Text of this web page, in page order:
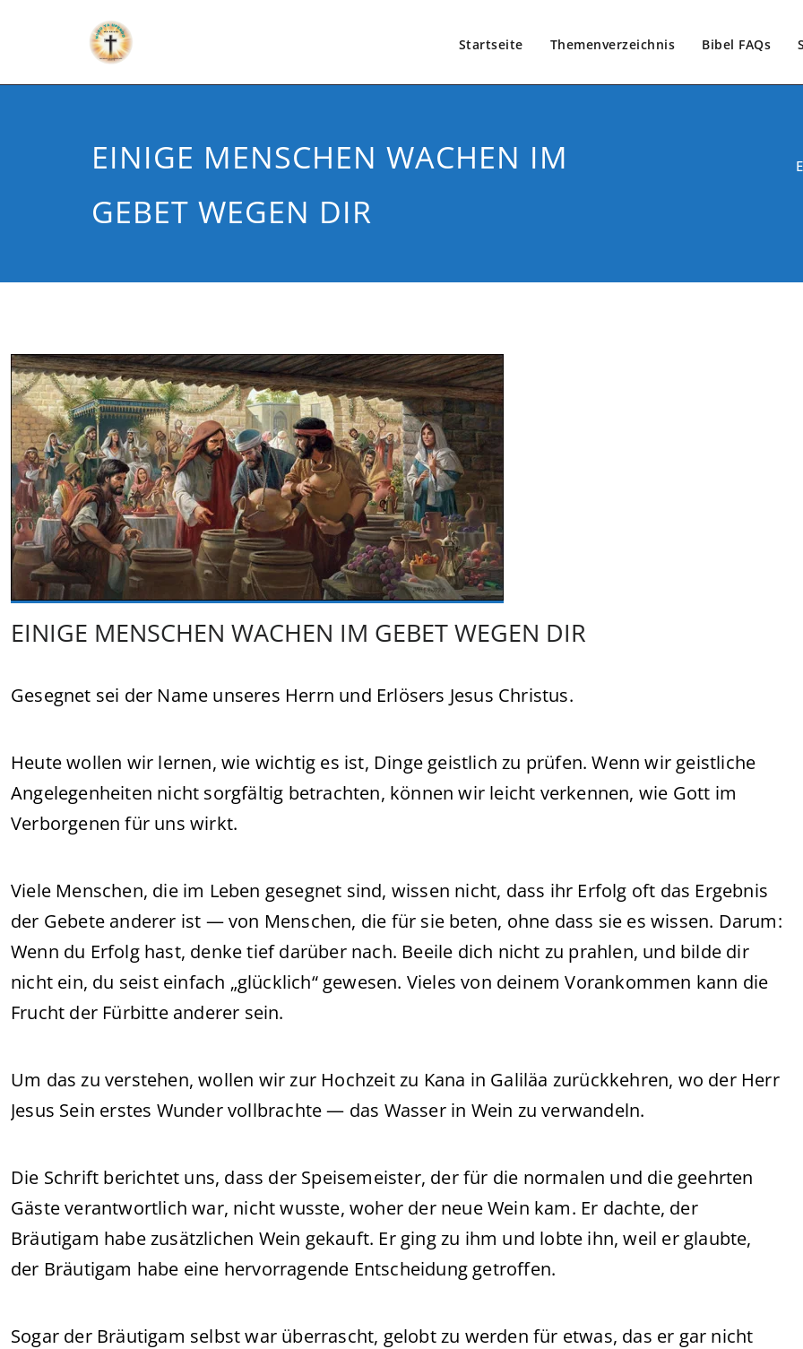
Startseite Themenverzeichnis Bibel FAQs
EINIGE MENSCHEN WACHEN IM
GEBET WEGEN DIR
EINIGE MENSCHEN WACHEN IM GEBET WEGEN DIR
Gesegnet sei der Name unseres Herrn und Erlösers Jesus Christus.
Heute wollen wir lernen, wie wichtig es ist, Dinge geistlich zu prüfen. Wenn wir geistliche
Angelegenheiten nicht sorgfältig betrachten, können wir leicht verkennen, wie Gott im
Verborgenen für uns wirkt.
Viele Menschen, die im Leben gesegnet sind, wissen nicht, dass ihr Erfolg oft das Ergebnis
der Gebete anderer ist — von Menschen, die für sie beten, ohne dass sie es wissen. Darum:
Wenn du Erfolg hast, denke tief darüber nach. Beeile dich nicht zu prahlen, und bilde dir
nicht ein, du seist einfach „glücklich“ gewesen. Vieles von deinem Vorankommen kann die
Frucht der Fürbitte anderer sein.
Um das zu verstehen, wollen wir zur Hochzeit zu Kana in Galiläa zurückkehren, wo der Herr
Jesus Sein erstes Wunder vollbrachte — das Wasser in Wein zu verwandeln.
Die Schrift berichtet uns, dass der Speisemeister, der für die normalen und die geehrten
Gäste verantwortlich war, nicht wusste, woher der neue Wein kam. Er dachte, der
Bräutigam habe zusätzlichen Wein gekauft. Er ging zu ihm und lobte ihn, weil er glaubte,
der Bräutigam habe eine hervorragende Entscheidung getroffen.
Sogar der Bräutigam selbst war überrascht, gelobt zu werden für etwas, das er gar nicht